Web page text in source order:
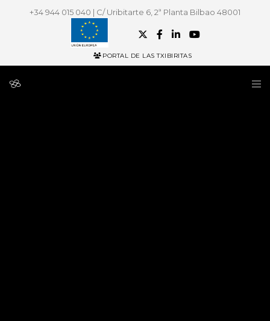
+34 944 015 040 | C/ Uribitarte 6, 2ª Planta Bilbao 48001
PORTAL DE LAS TXIBIRITAS